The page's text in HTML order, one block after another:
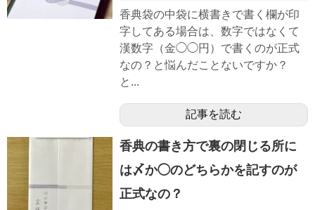
香典袋の中袋に横書きで書く欄が印
字してある場合は、数字ではなくて
漢数字（金◯◯円）で書くのが正式
なの？と悩んだことないですか？
と...
記事を読む
香典の書き方で裏の閉じる所に
は〆か◯のどちらかを記すのが
正式なの？